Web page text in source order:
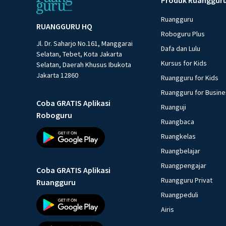
RUANGGURU HQ
Jl. Dr. Saharjo No.161, Manggarai
Selatan, Tebet, Kota Jakarta
Selatan, Daerah Khusus Ibukota
Jakarta 12860
Coba GRATIS Aplikasi
Roboguru
Coba GRATIS Aplikasi
Ruangguru
Ruangguru
Roboguru Plus
Dafa dan Lulu
Kursus for Kids
Ruangguru for Kids
Ruangguru for
Ruanguji
Ruangbaca
Ruangkelas
Ruangbelajar
Ruangpengajar
Ruangguru Privat
Ruangpeduli
Airis